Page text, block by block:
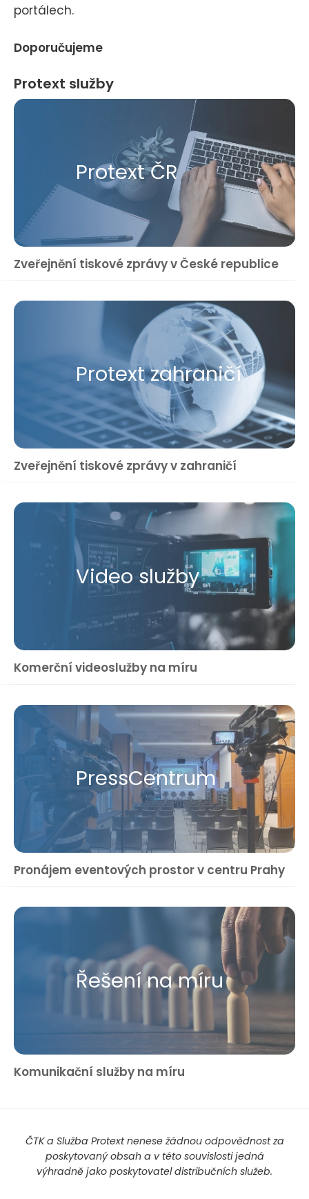
portálech.
Doporučujeme
Protext služby
Protext ČR
Zveřejnění tiskové zprávy v České republice
Protext zahraničí
Zveřejnění tiskové zprávy v zahraničí
Video služby
Komerční videoslužby na míru
Press​Centrum
Pronájem eventových prostor v centru Prahy
Řešení na míru
Komunikační služby na míru
ČTK a Služba Protext nenese žádnou odpovědnost za
poskytovaný obsah a v této souvislosti jedná
výhradně jako poskytovatel distribučních služeb.